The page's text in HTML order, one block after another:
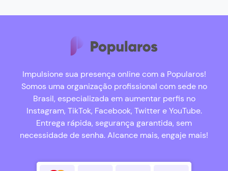
Impulsione sua presença online com a Popularos!
Somos uma organização profissional com sede no
Brasil, especializada em aumentar perfis no
Instagram, TikTok, Facebook, Twitter e YouTube.
Entrega rápida, segurança garantida, sem
necessidade de senha. Alcance mais, engaje mais!